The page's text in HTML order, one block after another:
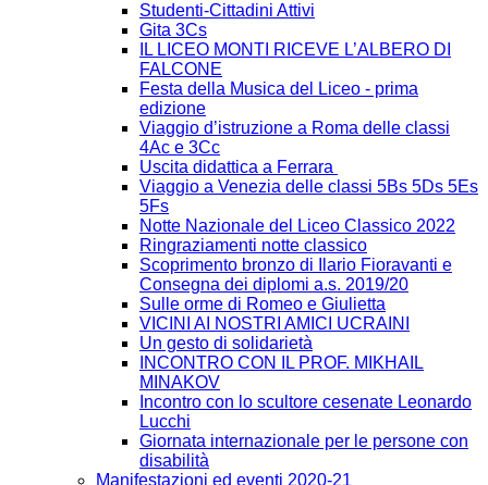
Studenti-Cittadini Attivi
Gita 3Cs
IL LICEO MONTI RICEVE L’ALBERO DI
FALCONE
Festa della Musica del Liceo - prima
edizione
Viaggio d’istruzione a Roma delle classi
4Ac e 3Cc
Uscita didattica a Ferrara
Viaggio a Venezia delle classi 5Bs 5Ds 5Es
5Fs
Notte Nazionale del Liceo Classico 2022
Ringraziamenti notte classico
Scoprimento bronzo di Ilario Fioravanti e
Consegna dei diplomi a.s. 2019/20
Sulle orme di Romeo e Giulietta
VICINI AI NOSTRI AMICI UCRAINI
Un gesto di solidarietà
INCONTRO CON IL PROF. MIKHAIL
MINAKOV
Incontro con lo scultore cesenate Leonardo
Lucchi
Giornata internazionale per le persone con
disabilità
Manifestazioni ed eventi 2020-21